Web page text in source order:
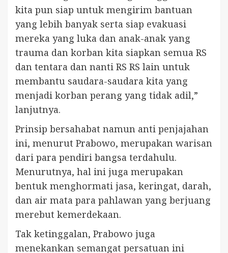
kita pun siap untuk mengirim bantuan
yang lebih banyak serta siap evakuasi
mereka yang luka dan anak-anak yang
trauma dan korban kita siapkan semua RS
dan tentara dan nanti RS RS lain untuk
membantu saudara-saudara kita yang
menjadi korban perang yang tidak adil,”
lanjutnya.
Prinsip bersahabat namun anti penjajahan
ini, menurut Prabowo, merupakan warisan
dari para pendiri bangsa terdahulu.
Menurutnya, hal ini juga merupakan
bentuk menghormati jasa, keringat, darah,
dan air mata para pahlawan yang berjuang
merebut kemerdekaan.
Tak ketinggalan, Prabowo juga
menekankan semangat persatuan ini